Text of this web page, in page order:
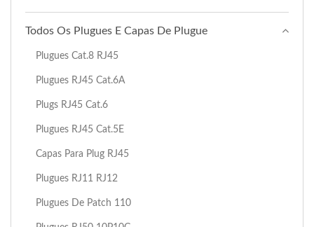
Todos Os Plugues E Capas De Plugue
Plugues Cat.8 RJ45
Plugues RJ45 Cat.6A
Plugs RJ45 Cat.6
Plugues RJ45 Cat.5E
Capas Para Plug RJ45
Plugues RJ11 RJ12
Plugues De Patch 110